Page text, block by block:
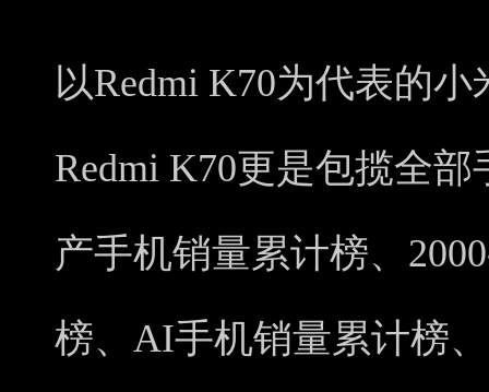
以Redmi K70为代表的
Redmi K70更是包揽全
产手机销量累计榜、
榜、AI手机销量累计榜